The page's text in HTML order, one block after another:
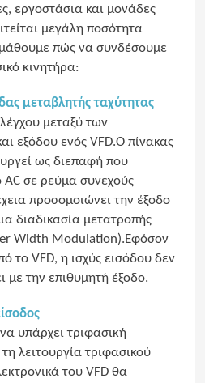
εργοστάσια και μονάδες
μεγάλη ποσότητα
πώς να συνδέσουμε
κινητήρα:
μεταβλητής ταχύτητας
μεταξύ των
εξόδου ενός VFD.Ο πίνακας
ως διεπαφή που
AC σε ρεύμα συνεχούς
προσομοιώνει την έξοδο
διαδικασία μετατροπής
Width Modulation).Εφόσον
το VFD, η ισχύς εισόδου δεν
με την επιθυμητή έξοδο.
υπάρχει τριφασική
λειτουργία τριφασικού
του VFD θα